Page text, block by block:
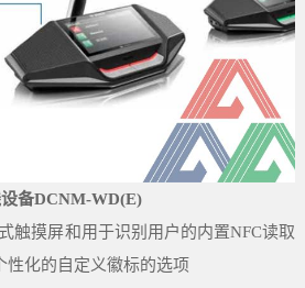
备DCNM-WD(E)
摸屏和用于识别用户的内置NFC读取
性化的自定义徽标的选项